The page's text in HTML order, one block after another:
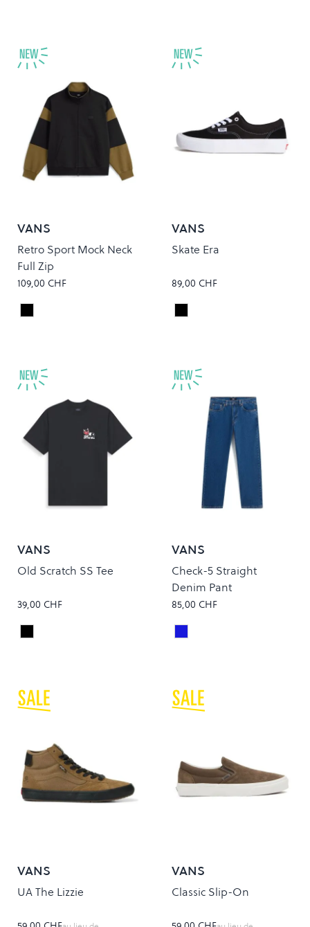
VANS
Retro Sport Mock Neck
Full Zip
109,00 CHF
Colour
Faded Black
VANS
Skate Era
89,00 CHF
Colour
Black/White
VANS
Old Scratch SS Tee
39,00 CHF
Colour
Black
VANS
Check-5 Straight
Denim Pant
85,00 CHF
Colour
Vintage Indigo
VANS
UA The Lizzie
VANS
Classic Slip-On